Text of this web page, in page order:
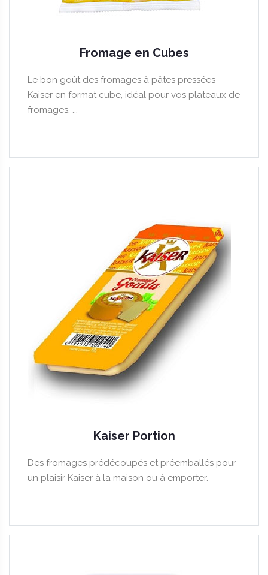
Fromage en Cubes
Le bon goût des fromages à pâtes pressées
Kaiser en format cube, idéal pour vos plateaux de
fromages, ...
Kaiser Portion
Des fromages prédécoupés et préemballés pour
un plaisir Kaiser à la maison ou à emporter.